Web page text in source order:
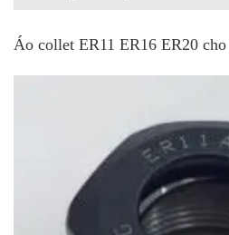
Áo collet ER11 ER16 ER20